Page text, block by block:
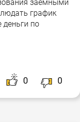
заемными
график
деньги по
0 0